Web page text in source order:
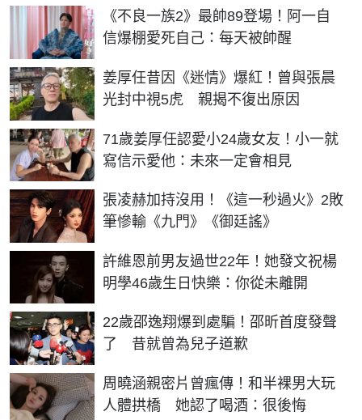
《不良一族2》最帥89登場！阿一自
信爆棚愛死自己：每天被帥醒
姜厚任昔因《迷情》爆紅！曾與張晨
光封中視5虎 親揭不復出原因
71歲姜厚任認愛小24歲女友！小一就
寫信示愛他：未來一定會相見
張凌赫加持沒用！《這一秒過火》2敗
筆慘輸《九門》《御廷謠》
許維恩前男友過世22年！她發文祝楊
明學46歲生日快樂：你從未離開
22歲邵逸翔爆到處騙！邵昕首度發聲
了 昔就曾為兒子道歉
周曉涵親密片曾瘋傳！和半裸男大玩
人體拱橋 她認了喝酒：很後悔